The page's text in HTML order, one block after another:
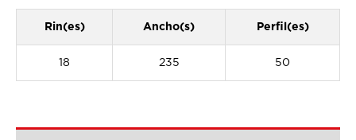
Rin(es) Ancho(s) Perfil(es)
18 235 50